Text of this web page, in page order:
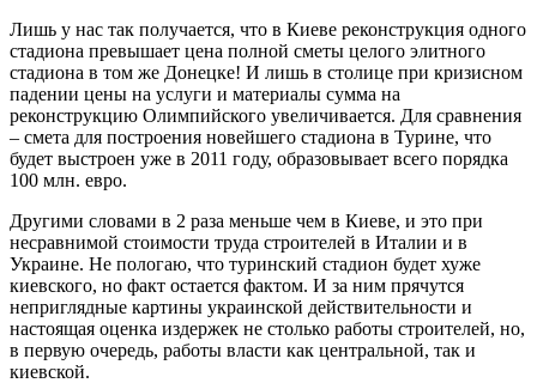
Лишь у нас так получается, что в Киеве реконструкция одного
стадиона превышает цена полной сметы целого элитного
стадиона в том же Донецке! И лишь в столице при кризисном
падении цены на услуги и материалы сумма на
реконструкцию Олимпийского увеличивается. Для сравнения
– смета для построения новейшего стадиона в Турине, что
будет выстроен уже в 2011 году, образовывает всего порядка
100 млн. евро.
Другими словами в 2 раза меньше чем в Киеве, и это при
несравнимой стоимости труда строителей в Италии и в
Украине. Не пологаю, что туринский стадион будет хуже
киевского, но факт остается фактом. И за ним прячутся
неприглядные картины украинской действительности и
настоящая оценка издержек не столько работы строителей, но,
в первую очередь, работы власти как центральной, так и
киевской.